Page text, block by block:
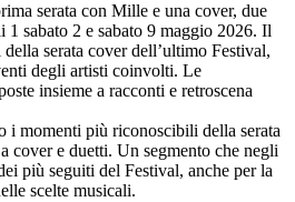
serata con Mille e una cover, due
1 sabato 2 e sabato 9 maggio 2026. Il
serata cover dell’ultimo Festival,
degli artisti coinvolti. Le
insieme a racconti e retroscena
i momenti più riconoscibili della serata
cover e duetti. Un segmento che negli
più seguiti del Festival, anche per la
scelte musicali.